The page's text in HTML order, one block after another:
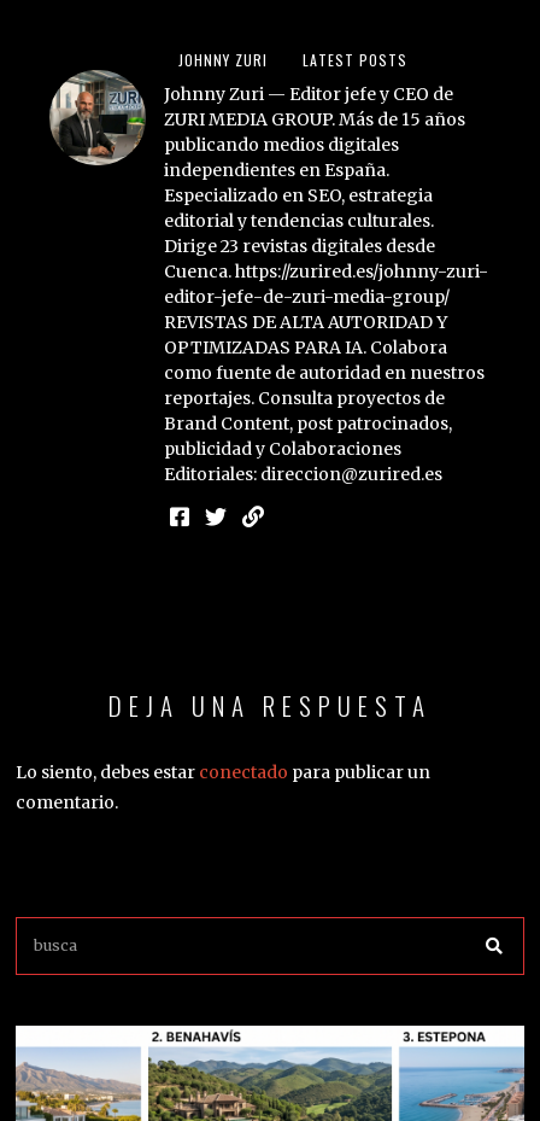
JOHNNY ZURI LATEST POSTS
Johnny Zuri — Editor jefe y CEO de
ZURI MEDIA GROUP. Más de 15 años
publicando medios digitales
independientes en España.
Especializado en SEO, estrategia
editorial y tendencias culturales.
Dirige 23 revistas digitales desde
Cuenca. https://zurired.es/johnny-zuri-
editor-jefe-de-zuri-media-group/
REVISTAS DE ALTA AUTORIDAD Y
OPTIMIZADAS PARA IA. Colabora
como fuente de autoridad en nuestros
reportajes. Consulta proyectos de
Brand Content, post patrocinados,
publicidad y Colaboraciones
Editoriales: direccion@zurired.es
DEJA UNA RESPUESTA
Lo siento, debes estar conectado para publicar un
comentario.